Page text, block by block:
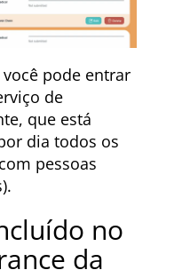
pode entrar
de
que está
dia todos os
pessoas
no
da